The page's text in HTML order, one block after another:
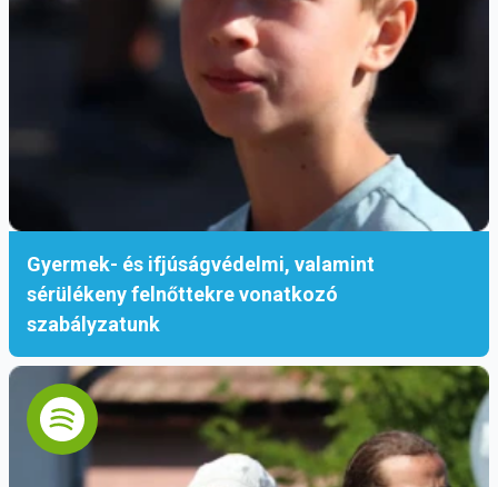
Gyermek- és ifjúságvédelmi, valamint
sérülékeny felnőttekre vonatkozó
szabályzatunk